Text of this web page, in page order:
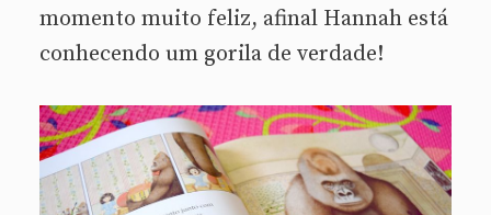
momento muito feliz, afinal Hannah está
conhecendo um gorila de verdade!